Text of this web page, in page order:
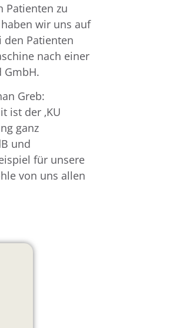
Patienten zu
wir uns auf
den Patienten
nach einer
GmbH.
Greb:
ist der ‚KU
ganz
und
für unsere
von uns allen